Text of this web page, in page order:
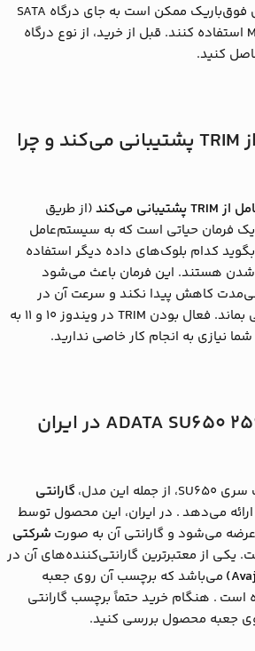
: برخی لپ‌تاپ‌های فوق‌باریک ممکن است به جای درگاه SATA
۲.۵ اینچی، از پورت M.2 استفاده کنند. قبل از خرید، از نوع درگاه
کنید.
۴. آیا این SSD از TRIM پشتیبانی می‌کند و چرا
(از طریق
پروتکل SATA). TRIM یک فرمان حیاتی است که به سیستم‌عامل
اجازه می‌دهد به SSD بگوید کدام بلوک‌های داده دیگر استفاده
شدن هستند. این فرمان باعث می‌شود
کاهش پیدا نکند و سرعت آن در
بالاترین حد ممکن باقی بماند. فعال بودن TRIM در ویندوز ۱۰ و ۱۱ به
نیازی به انجام کار خاصی ندارید.
5. گارانتی ADATA SU650 256GB در ایران
گارانتی
ارائه می‌دهد. در ایران، این محصول توسط
عرضه می‌شود و گارانتی آن به صورت شرکتی
یکی از معتبرترین گارانتی‌کننده‌های آن در
می‌باشد که برچسب آن روی جعبه
است . هنگام خرید حتماً برچسب گارانتی
جعبه محصول بررسی کنید.